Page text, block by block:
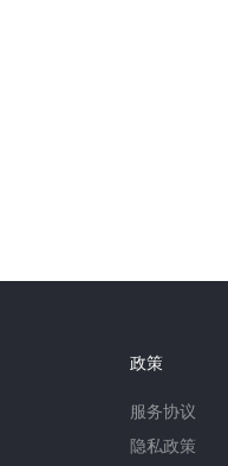
政策
服务协议
隐私政策